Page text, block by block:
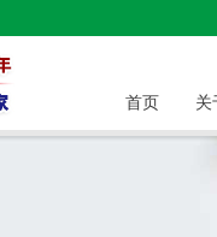
首页 关